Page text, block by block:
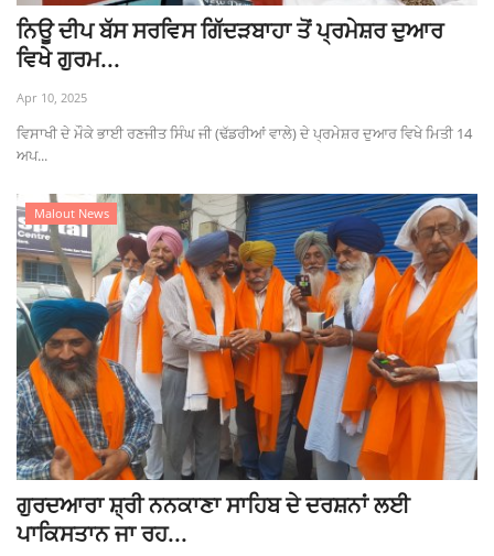
ਨਿਊ ਦੀਪ ਬੱਸ ਸਰਵਿਸ ਗਿੱਦੜਬਾਹਾ ਤੋਂ ਪ੍ਰਮੇਸ਼ਰ ਦੁਆਰ
ਵਿਖੇ ਗੁਰਮ...
Apr 10, 2025
ਵਿਸਾਖੀ ਦੇ ਮੌਕੇ ਭਾਈ ਰਣਜੀਤ ਸਿੰਘ ਜੀ (ਢੱਡਰੀਆਂ ਵਾਲੇ) ਦੇ ਪ੍ਰਮੇਸ਼ਰ ਦੁਆਰ ਵਿਖੇ ਮਿਤੀ 14
ਅਪ...
Malout News
ਗੁਰਦਆਰਾ ਸ਼੍ਰੀ ਨਨਕਾਣਾ ਸਾਹਿਬ ਦੇ ਦਰਸ਼ਨਾਂ ਲਈ
ਪਾਕਿਸਤਾਨ ਜਾ ਰਹ...